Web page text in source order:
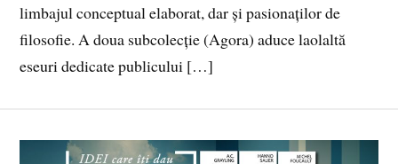
limbajul conceptual elaborat, dar și pasionaților de
filosofie. A doua subcolecție (Agora) aduce laolaltă
eseuri dedicate publicului […]